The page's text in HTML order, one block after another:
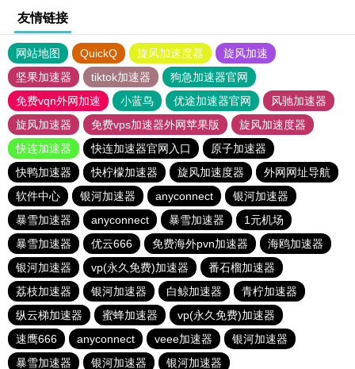
友情链接
网站地图 QuickQ 旋风加速度器
旋风加速
坚果加速器
tiktok加速器
狗急加速器官网
免费vqn外网加速
小蓝鸟 优途加速器官网
风驰加速器
旋风加速器
免费vps加速器外网苹果版
旋风加速度器
快连加速器
快连加速器官网入口
原子加速器
快鸭加速器
快柠檬加速器 旋风加速度器
外网网址导航
软件中心
银河加速器 anyconnect
银河加速器
暴雪加速器
anyconnect 暴雪加速器
1元机场
暴雪加速器
优云666 免费海外pvn加速器
海鸥加速器
银河加速器
vp(永久免费)加速器
番石榴加速器
荔枝加速器
银河加速器 白鲸加速器
青柠加速器
纵云梯加速器
蜜蜂加速器
vp(永久免费)加速器
速鹰666
anyconnect veee加速器
银河加速器
暴雪加速器
银河加速器 银河加速器